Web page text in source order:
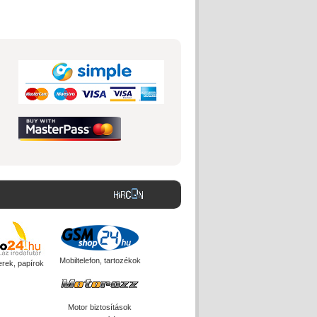
papírok
Mobiltelefon, tartozékok
Motor biztosítások